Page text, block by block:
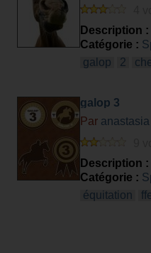
Description :
Catégorie :
galop
2
galop 3
Par anastasia
Description :
Catégorie :
équitation